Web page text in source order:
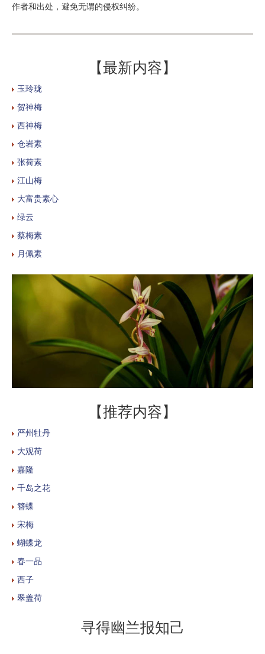
作者和出处，避免无谓的侵权纠纷。
【最新内容】
玉玲珑
贺神梅
西神梅
仓岩素
张荷素
江山梅
大富贵素心
绿云
蔡梅素
月佩素
【推荐内容】
严州牡丹
大观荷
嘉隆
千岛之花
簪蝶
宋梅
蝴蝶龙
春一品
西子
翠盖荷
寻得幽兰报知己